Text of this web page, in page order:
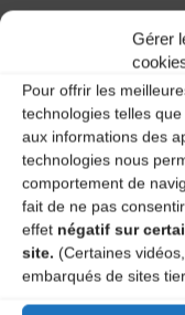
Gérer
Pour offrir les
technologies telles
aux informations des
technologies nous
comportement de
fait de ne pas
effet négatif sur
site. (Certaines
embarqués de sites